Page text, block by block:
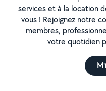
services et à la location
vous ! Rejoignez notre
membres,
votre quotidien